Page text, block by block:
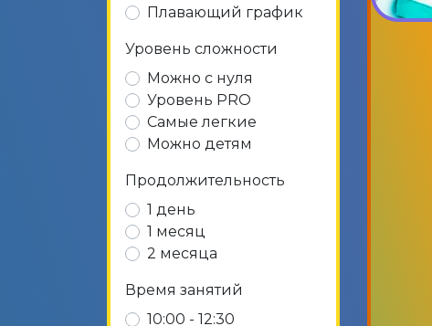
Плавающий график
Уровень сложности
Можно с нуля
Уровень PRO
Самые легкие
Можно детям
Продолжительность
1 день
1 месяц
2 месяца
Время занятий
10:00 - 12:30